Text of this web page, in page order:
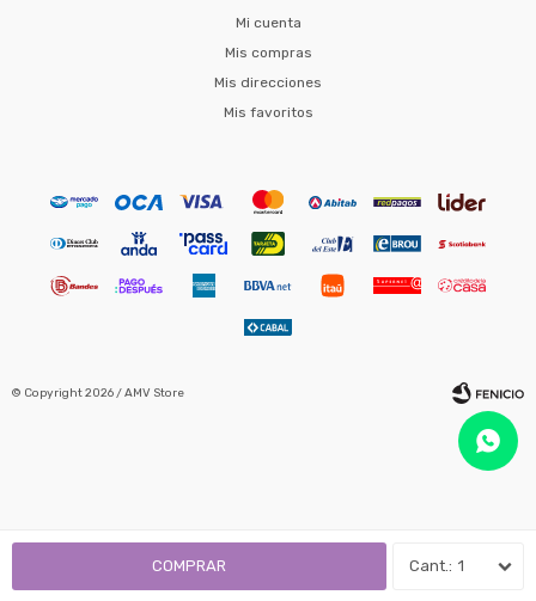
1
COMPRAR
Mi cuenta
Mis compras
Mis direcciones
Mis favoritos
© Copyright 2026 / AMV Store